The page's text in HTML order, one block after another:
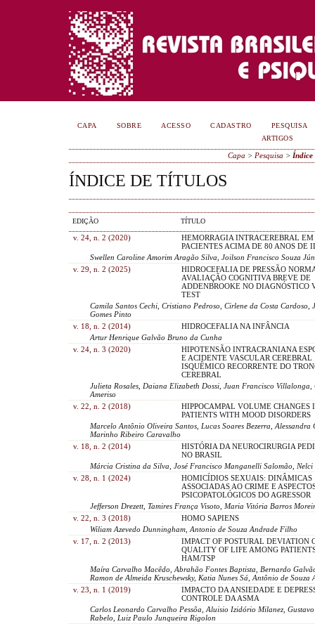
CAPA SOBRE ACESSO CADASTRO
PESQUISA
ARTIGOS
Capa > Pesquisa > Índice
ÍNDICE DE TÍTULOS
EDIÇÃO TÍTULO
v. 24, n. 2 (2020)
HEMORRAGIA INTRACEREBRAL EM
PACIENTES ACIMA DE 80 ANOS DE
Swellen Caroline Amorim Aragão Silva, Joilson Francisco Souza
v. 29, n. 2 (2025)
HIDROCEFALIA DE PRESSÃO
AVALIAÇÃO COGNITIVA BREVE DE
ADDENBROOKE NO DIAGNÓSTICO
TEST
Camila Santos Cechi, Cristiano Pedroso, Cirlene da Costa Cardoso,
Gomes Pinto
v. 18, n. 2 (2014)
HIDROCEFALIA NA INFÂNCIA
Artur Henrique Galvão Bruno da Cunha
v. 24, n. 3 (2020)
HIPOTENSÃO INTRACRANIANA
E ACIDENTE VASCULAR CEREBRAL
ISQUÊMICO RECORRENTE DO
CEREBRAL
Julieta Rosales, Daiana Elizabeth Dossi, Juan Francisco
Ameriso
v. 22, n. 2 (2018)
HIPPOCAMPAL VOLUME CHANGES
PATIENTS WITH MOOD DISORDERS
Marcelo Antônio Oliveira Santos, Lucas Soares Bezerra,
Marinho Ribeiro Caravalho
v. 18, n. 2 (2014)
HISTÓRIA DA NEUROCIRURGIA
NO BRASIL
Márcia Cristina da Silva, José Francisco Manganelli Salomão, Nelci
v. 28, n. 1 (2024)
HOMICÍDIOS SEXUAIS: DINÂMICAS
ASSOCIADAS AO CRIME E
PSICOPATOLÓGICOS DO AGRESSOR
Jefferson Drezett, Tamires França Visoto, Maria Vitória Barros
v. 22, n. 3 (2018)
HOMO SAPIENS
Wiliam Azevedo Dunningham, Antonio de Souza Andrade Filho
v. 17, n. 2 (2013)
IMPACT OF POSTURAL DEVIATION
QUALITY OF LIFE AMONG
HAM/TSP
Maíra Carvalho Macêdo, Abrahão Fontes Baptista, Bernardo
Ramon de Almeida Kruschewsky, Katia Nunes Sá, Antônio de Souza
v. 23, n. 1 (2019)
IMPACTO DA ANSIEDADE E
CONTROLE DA ASMA
Carlos Leonardo Carvalho Pessôa, Aluisio Izidório Milanez,
Rabelo, Luiz Paulo Junqueira Rigolon